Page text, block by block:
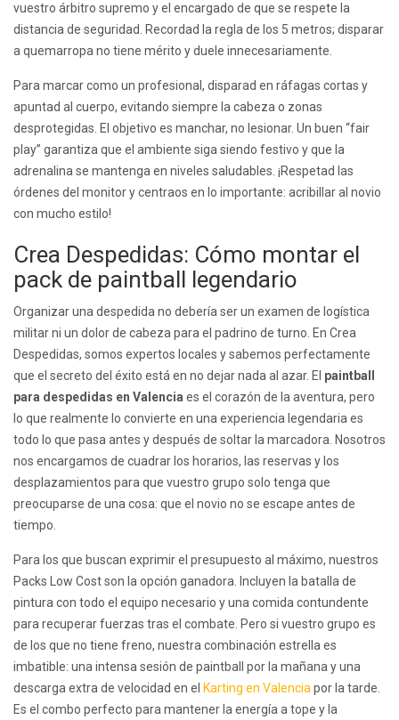
vuestro árbitro supremo y el encargado de que se respete la
distancia de seguridad. Recordad la regla de los 5 metros; disparar
a quemarropa no tiene mérito y duele innecesariamente.
Para marcar como un profesional, disparad en ráfagas cortas y
apuntad al cuerpo, evitando siempre la cabeza o zonas
desprotegidas. El objetivo es manchar, no lesionar. Un buen “fair
play” garantiza que el ambiente siga siendo festivo y que la
adrenalina se mantenga en niveles saludables. ¡Respetad las
órdenes del monitor y centraos en lo importante: acribillar al novio
con mucho estilo!
Crea Despedidas: Cómo montar el
pack de paintball legendario
Organizar una despedida no debería ser un examen de logística
militar ni un dolor de cabeza para el padrino de turno. En Crea
Despedidas, somos expertos locales y sabemos perfectamente
que el secreto del éxito está en no dejar nada al azar. El paintball
para despedidas en Valencia es el corazón de la aventura, pero
lo que realmente lo convierte en una experiencia legendaria es
todo lo que pasa antes y después de soltar la marcadora. Nosotros
nos encargamos de cuadrar los horarios, las reservas y los
desplazamientos para que vuestro grupo solo tenga que
preocuparse de una cosa: que el novio no se escape antes de
tiempo.
Para los que buscan exprimir el presupuesto al máximo, nuestros
Packs Low Cost son la opción ganadora. Incluyen la batalla de
pintura con todo el equipo necesario y una comida contundente
para recuperar fuerzas tras el combate. Pero si vuestro grupo es
de los que no tiene freno, nuestra combinación estrella es
imbatible: una intensa sesión de paintball por la mañana y una
descarga extra de velocidad en el Karting en Valencia por la tarde.
Es el combo perfecto para mantener la energía a tope y la